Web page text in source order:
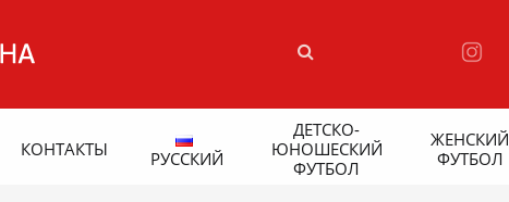
КОНТАКТЫ РУССКИЙ
ДЕТСКО-
ЮНОШЕСКИЙ
ФУТБОЛ
ЖЕНСКИЙ
ФУТБОЛ